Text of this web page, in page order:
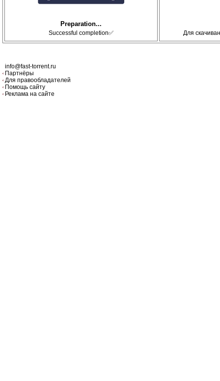
Preparation...
Successful completion✅ Для
info@fast-torrent.ru
Партнёры
Для правообладателей
Помощь сайту
Реклама на сайте